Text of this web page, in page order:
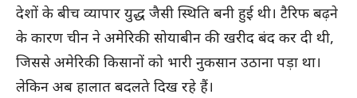
देशों के बीच व्यापार युद्ध जैसी स्थिति बनी हुई थी। टैरिफ बढ़ने
के कारण चीन ने अमेरिकी सोयाबीन की खरीद बंद कर दी थी,
जिससे अमेरिकी किसानों को भारी नुकसान उठाना पड़ा था।
लेकिन अब हालात बदलते दिख रहे हैं।